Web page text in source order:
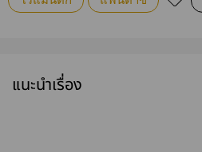
แนะนำเรื่อง